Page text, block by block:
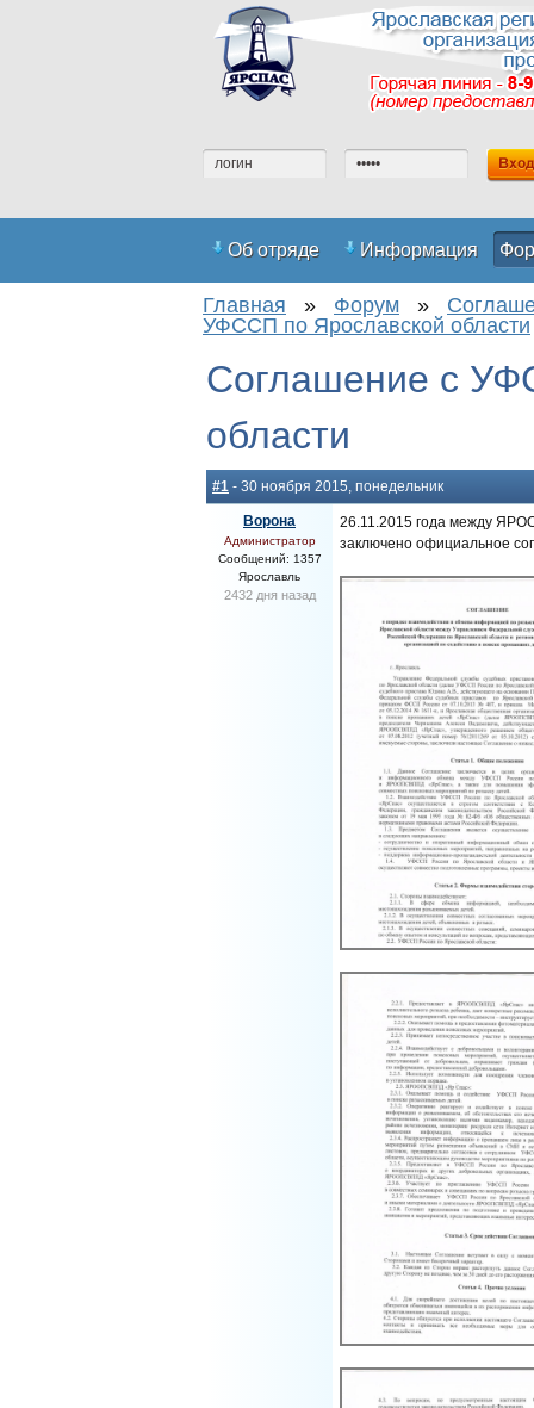
Об отряде Информация
Регистрация на сайте
Главная » Форум »
УФССП по Ярославской области
Соглашение с
области
#1 - 30 ноября 2015, понедельник
Ворона
Администратор
Сообщений: 1357
Ярославль
2432 дня назад
26.11.2015 года между
заключено официальное